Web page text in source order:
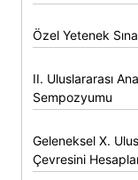
Özel Yetenek
II. Uluslararası
Sempozyumu
Geleneksel X.
Çevresini